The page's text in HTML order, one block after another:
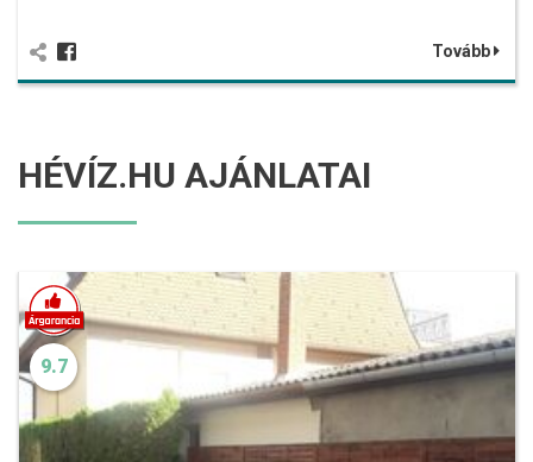
Tovább
HÉVÍZ.HU AJÁNLATAI
9.7